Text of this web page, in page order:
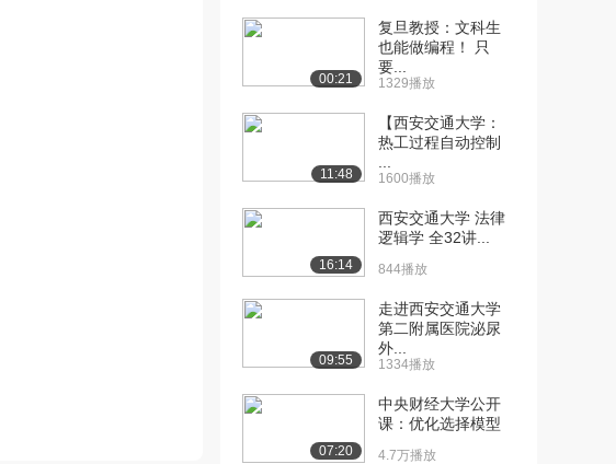
[10] 西安交通大学公开
05:29
[11] 西安交通大学公开
课：基尔霍夫电流定...
03:37
[12] 西安交通大学公开
课：广义结点、KC...
03:07
[13] 西安交通大学公开
课：KVL的引入
01:55
课：KVL内容
00:21
复旦教授：文科生
也能做编程！ 只
要...
1329播放
11:48
【西安交通大学：
热工过程自动控制
1600播放
16:14
西安交通大学 法律
逻辑学 全32讲...
844播放
09:55
走进西安交通大学
第二附属医院泌尿
外...
1334播放
07:20
中央财经大学公开
课：优化选择模型
4.7万播放